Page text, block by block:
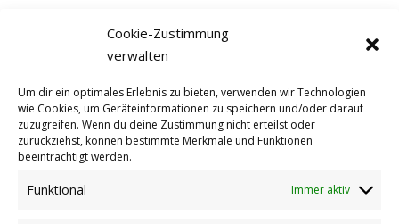
Cookie-Zustimmung
verwalten
Um dir ein optimales Erlebnis zu bieten, verwenden wir Technologien
wie Cookies, um Geräteinformationen zu speichern und/oder darauf
zuzugreifen. Wenn du deine Zustimmung nicht erteilst oder
zurückziehst, können bestimmte Merkmale und Funktionen
beeinträchtigt werden.
Funktional Immer aktiv
21.12.2018
3:1 Sieg in Kerzenheim
14.12.2018